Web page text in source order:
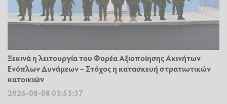
Ξεκινά η λειτουργία του Φορέα Αξιοποίησης Ακινήτων
Ενόπλων Δυνάμεων – Στόχος η κατασκευή στρατιωτικών
κατοικιών
2026-08-08 03:53:37